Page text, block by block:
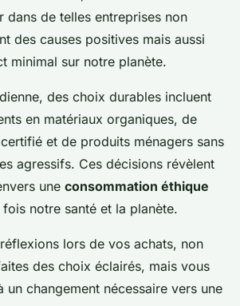
dans de telles entreprises non
des causes positives mais aussi
minimal sur notre planète.
des choix durables incluent
en matériaux organiques, de
et de produits ménagers sans
agressifs. Ces décisions révèlent
une consommation éthique
notre santé et la planète.
lors de vos achats, non
des choix éclairés, mais vous
un changement nécessaire vers une